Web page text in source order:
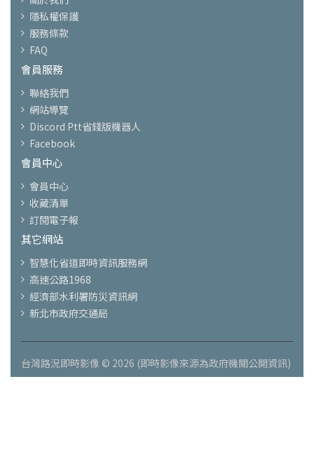
隱私權保護
服務條款
FAQ
會員服務
聯絡我們
網站導覽
Discord Ptt省錢版機器人
Facebook
會員中心
會員中心
收藏清單
訂閱電子報
其它網站
智慧化省道即時資訊服務網
高速公路1968
經濟部水利署防災資訊網
新北市政府交通局
台灣路況即時影像 © 2026 (即時影像來源為政府機關公開資訊)